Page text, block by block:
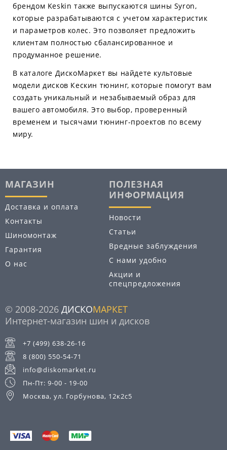
брендом Keskin также выпускаются шины Syron,
которые разрабатываются с учетом характеристик
и параметров колес. Это позволяет предложить
клиентам полностью сбалансированное и
продуманное решение.
В каталоге ДискоМаркет вы найдете культовые
модели дисков Кескин тюнинг, которые помогут вам
создать уникальный и незабываемый образ для
вашего автомобиля. Это выбор, проверенный
временем и тысячами тюнинг-проектов по всему
миру.
МАГАЗИН
Доставка и оплата
Контакты
Шиномонтаж
Гарантия
О нас
ПОЛЕЗНАЯ
ИНФОРМАЦИЯ
Новости
Статьи
Вредные заблуждения
С нами удобно
Акции и
спецпредложения
© 2008-2026 ДИСКОМАРКЕТ
Интернет-магазин шин и дисков
+7 (499) 638-26-16
8 (800) 550-54-71
info@diskomarket.ru
Пн-Пт: 9-00 - 19-00
Москва, ул. Горбунова, 12к2с5